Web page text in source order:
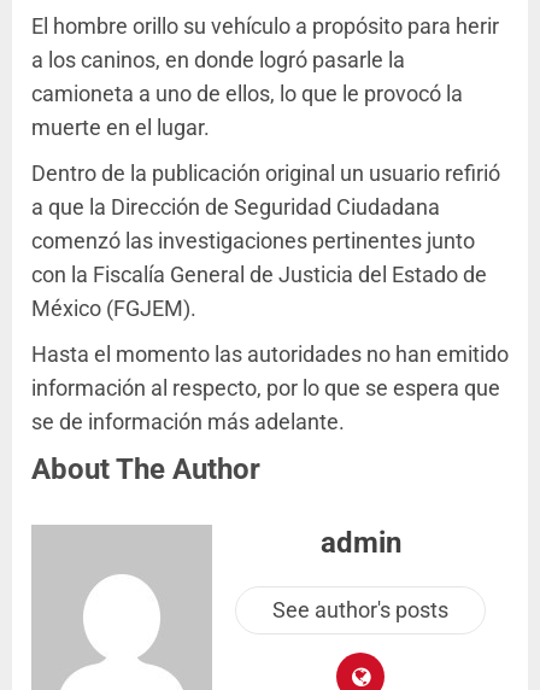
El hombre orillo su vehículo a propósito para herir
a los caninos, en donde logró pasarle la
camioneta a uno de ellos, lo que le provocó la
muerte en el lugar.
Dentro de la publicación original un usuario refirió
a que la Dirección de Seguridad Ciudadana
comenzó las investigaciones pertinentes junto
con la Fiscalía General de Justicia del Estado de
México (FGJEM).
Hasta el momento las autoridades no han emitido
información al respecto, por lo que se espera que
se de información más adelante.
About The Author
admin
See author's posts